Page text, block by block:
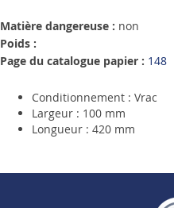
Matière dangereuse : non
Poids :
Page du catalogue papier : 148
Conditionnement : Vrac
Largeur : 100 mm
Longueur : 420 mm